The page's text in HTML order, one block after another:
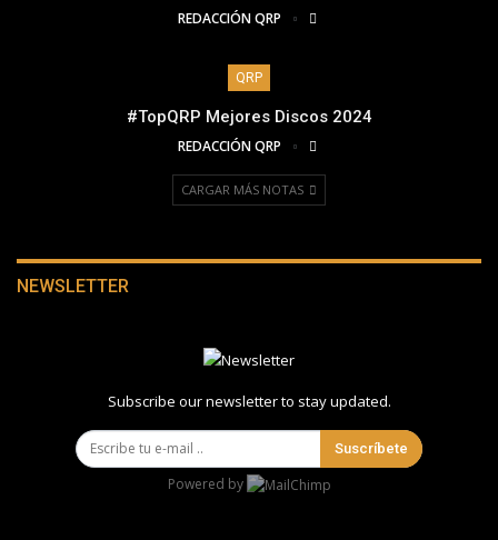
REDACCIÓN QRP
QRP
#TopQRP Mejores Discos 2024
REDACCIÓN QRP
CARGAR MÁS NOTAS
NEWSLETTER
Subscribe our newsletter to stay updated.
Suscríbete
Powered by